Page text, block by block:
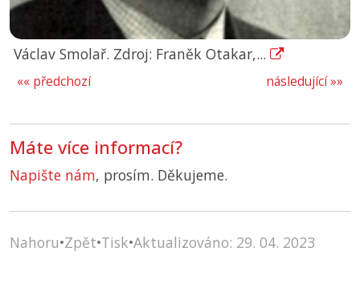
Václav Smolař. Zdroj: Franěk Otakar,...
následující »»
«« předchozí
Máte více informací?
Napište nám, prosím. Děkujeme.
Nahoru•Zpět•Tisk•Aktualizováno: 29. 04. 2023